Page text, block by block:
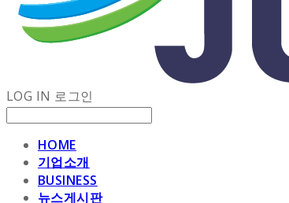
LOG IN 로그인
HOME
기업소개
BUSINESS
뉴스게시판